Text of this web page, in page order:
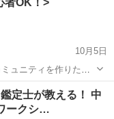
ルー警ら隊」との コラボ参加です つながる思いやり ― 親子...
10月5日
ュニティを作りたい
で言ってもOK！ 気
ップ コミュニティ
定士が教える！ 中
ークシ…